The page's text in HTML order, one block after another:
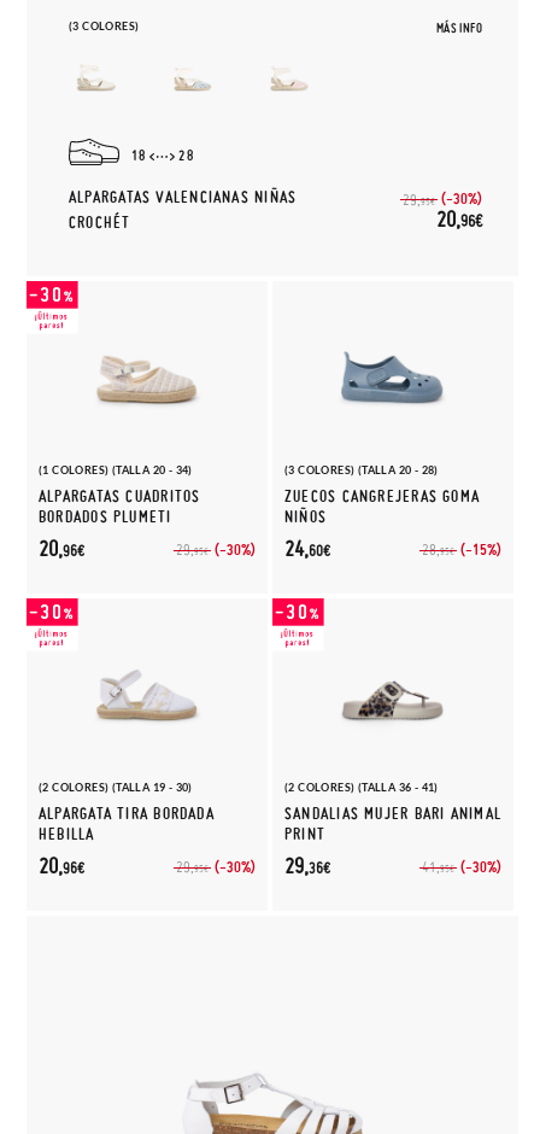
(3 COLORES) MÁS INFO
18 28
ALPARGATAS VALENCIANAS NIÑAS
CROCHÉT
29,95€ (-30%)
20,96€
(1 COLORES) (TALLA 20 - 34)
ALPARGATAS CUADRITOS
BORDADOS PLUMETI
29,95€ (-30%)
20,96€
(3 COLORES) (TALLA 20 - 28)
ZUECOS CANGREJERAS GOMA
NIÑOS
28,95€ (-15%)
24,60€
(2 COLORES) (TALLA 19 - 30)
ALPARGATA TIRA BORDADA
HEBILLA
29,95€ (-30%)
20,96€
(2 COLORES) (TALLA 36 - 41)
SANDALIAS MUJER BARI ANIMAL
PRINT
41,95€ (-30%)
29,36€